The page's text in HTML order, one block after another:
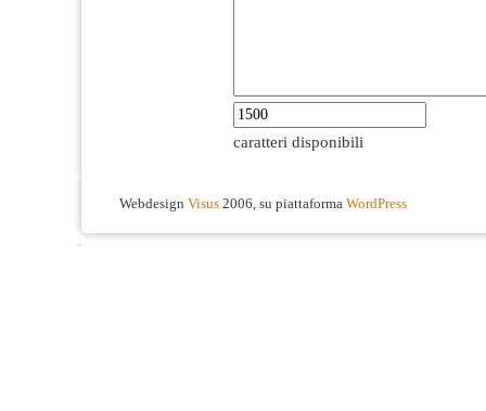
caratteri disponibili
Webdesign Visus 2006, su piattaforma WordPress